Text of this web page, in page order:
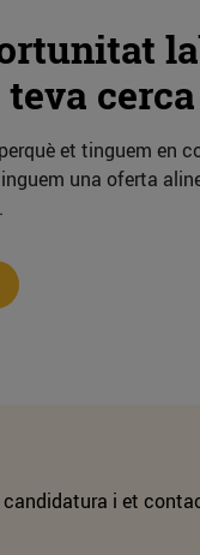
cerca
et tinguem en
una oferta
i et